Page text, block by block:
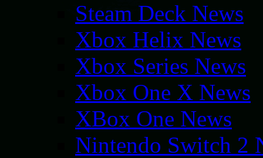
Steam Deck News
Xbox Helix News
Xbox Series News
Xbox One X News
XBox One News
Nintendo Switch 2